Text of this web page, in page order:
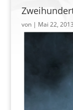
von | Mai 22, 2013